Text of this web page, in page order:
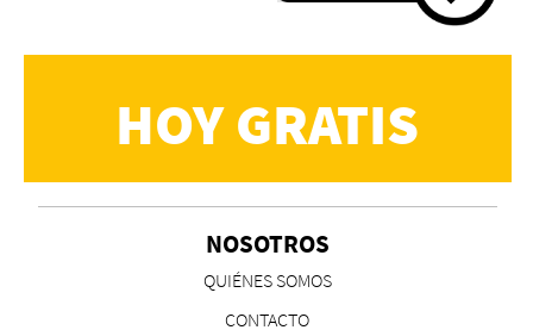
HOY GRATIS
NOSOTROS
QUIÉNES SOMOS
CONTACTO